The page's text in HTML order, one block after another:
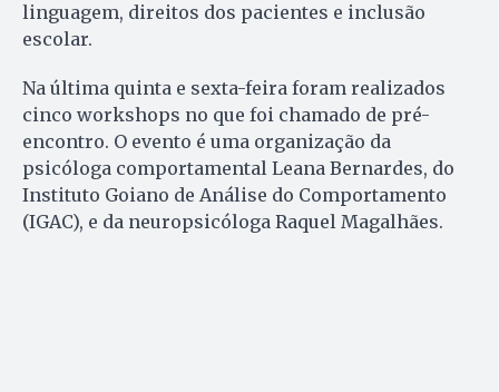
linguagem, direitos dos pacientes e inclusão
escolar.
Na última quinta e sexta-feira foram realizados
cinco workshops no que foi chamado de pré-
encontro. O evento é uma organização da
psicóloga comportamental Leana Bernardes, do
Instituto Goiano de Análise do Comportamento
(IGAC), e da neuropsicóloga Raquel Magalhães.